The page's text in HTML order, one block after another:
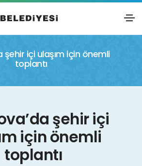
şehir içi ulaşım için önemli
toplantı
şehir içi
için önemli
toplantı